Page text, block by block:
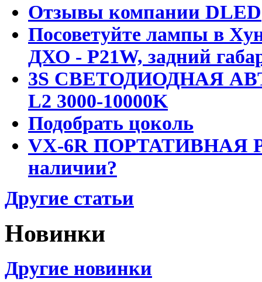
Отзывы компании DLED
Посоветуйте лампы в
ДХО - P21W, задний
3S СВЕТОДИОДНАЯ
L2 3000-10000K
Подобрать цоколь
VX-6R ПОРТАТИВНАЯ
наличии?
Другие статьи
Новинки
Другие новинки